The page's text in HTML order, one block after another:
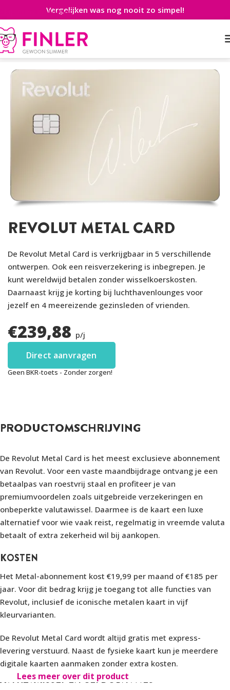
Skip to main contentVergelijken was nog nooit zo simpel!
Home>Creditcard
REVOLUT METAL CARD
De Revolut Metal Card is verkrijgbaar in 5 verschillende
ontwerpen. Ook een reisverzekering is inbegrepen. Je
kunt wereldwijd betalen zonder wisselkoerskosten.
Daarnaast krijg je korting bij luchthavenlounges voor
jezelf en 4 meereizende gezinsleden of vrienden.
€239,88 p/j
Direct aanvragen
Geen BKR-toets - Zonder zorgen!
PRODUCTOMSCHRIJVING
De Revolut Metal Card is het meest exclusieve abonnement
van Revolut. Voor een vaste maandbijdrage ontvang je een
betaalpas van roestvrij staal en profiteer je van
premiumvoordelen zoals uitgebreide verzekeringen en
onbeperkte valutawissel. Daarmee is de kaart een luxe
alternatief voor wie vaak reist, regelmatig in vreemde valuta
betaalt of extra zekerheid wil bij aankopen.
KOSTEN
Het Metal-abonnement kost €19,99 per maand of €185 per
jaar. Voor dit bedrag krijg je toegang tot alle functies van
Revolut, inclusief de iconische metalen kaart in vijf
kleurvarianten.
De Revolut Metal Card wordt altijd gratis met express-
levering verstuurd. Naast de fysieke kaart kun je meerdere
digitale kaarten aanmaken zonder extra kosten.
VALUTAWISSEL EN GELDOPNAMES
Lees meer over dit product